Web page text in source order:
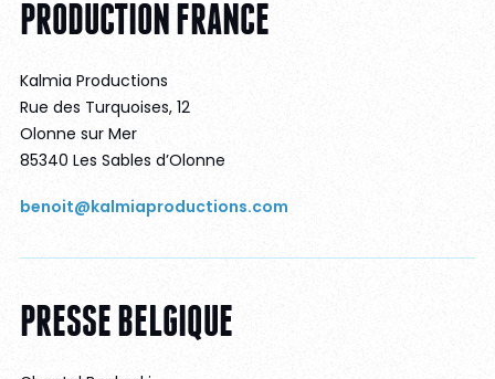
PRODUCTION FRANCE
Kalmia Productions
Rue des Turquoises, 12
Olonne sur Mer
85340 Les Sables d’Olonne
benoit@kalmiaproductions.com
PRESSE BELGIQUE